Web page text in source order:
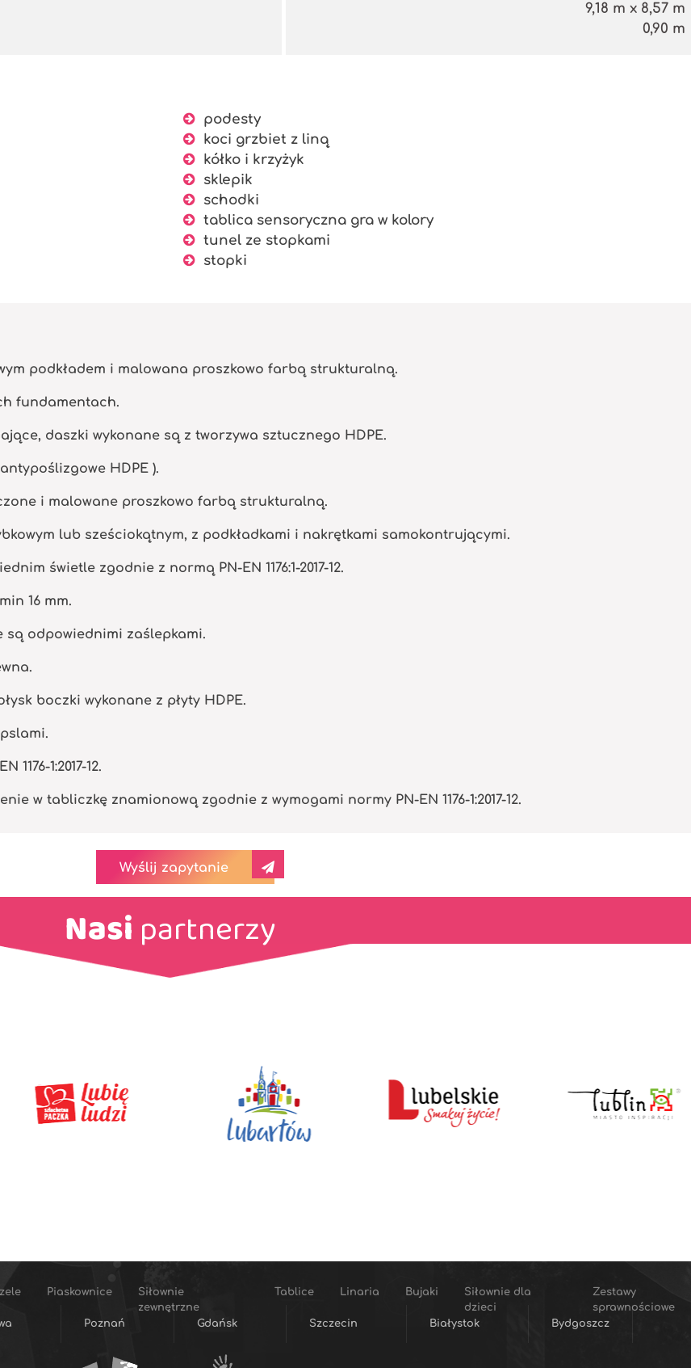
9,18 m x 8,57 m
0,90 m
podesty
koci grzbiet z liną
kółko i krzyżyk
sklepik
schodki
tablica sensoryczna gra w kolory
tunel ze stopkami
stopki
podkładem i malowana proszkowo farbą strukturalną.
fundamentach.
daszki wykonane są z tworzywa sztucznego HDPE.
HDPE ).
i malowane proszkowo farbą strukturalną.
lub sześciokątnym, z podkładkami i nakrętkami samokontrującymi.
świetle zgodnie z normą PN-EN 1176:1-2017-12.
16 mm.
odpowiednimi zaślepkami.
boczki wykonane z płyty HDPE.
1:2017-12.
w tabliczkę znamionową zgodnie z wymogami normy PN-EN 1176-1:2017-12.
Wyślij zapytanie
Nasipartnerzy
Piaskownice
Siłownie
zewnętrzne
Tablice Linaria Bujaki
Siłownie dla
dzieci
Zestawy
sprawnościowe
Poznań Gdańsk Szczecin Białystok Bydgoszcz